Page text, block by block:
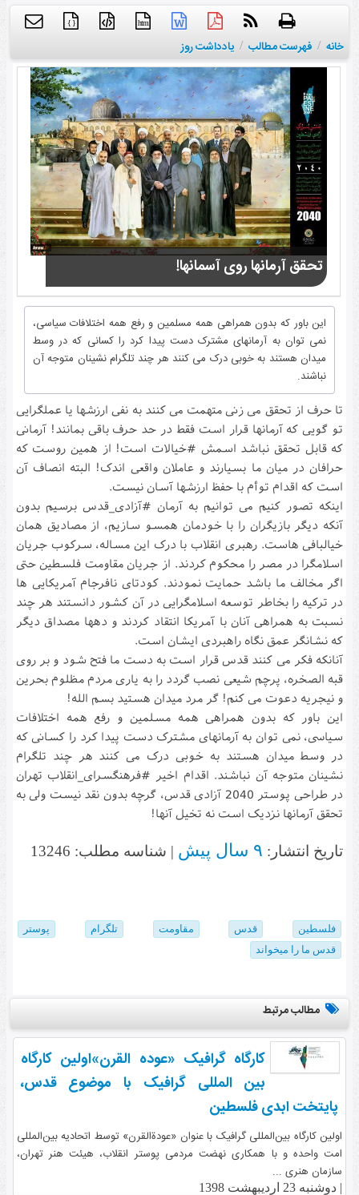
htm
{ }
خانه / فهرست مطالب / یادداشت روز
تحقق آرمانها روی آسمانها!
این باور که بدون همراهی همه مسلمین و رفع همه اختلافات سیاسی،
نمی توان به آرمانهای مشترک دست پیدا کرد را کسانی که در وسط
میدان هستند به خوبی درک می کنند هر چند تلگرام نشینان متوجه آن
نباشند.
تا حرف از تحقق می زنی متهمت می کنند به نفی ارزشها یا عملگرایی
تو گویی که آرمانها قرار است فقط در حد حرف باقی بمانند! آرمانی
که قابل تحقق نباشد اسمش #خیالات است! از همین روست که
حرافان در میان ما بسیارند و عاملان واقعی اندک! البته انصاف آن
است که اقدام توأم با حفظ ارزشها آسان نیست.
اینکه تصور کنیم می توانیم به آرمان #آزادی_قدس برسیم بدون
آنکه دیگر بازیگران را با خودمان همسو سازیم، از مصادیق همان
خیالبافی هاست. رهبری انقلاب با درک این مساله، سرکوب جریان
اسلامگرا در مصر را محکوم کردند. از جریان مقاومت فلسطین حتی
اگر مخالف ما باشد حمایت نمودند. کودتای نافرجام آمریکایی ها
در ترکیه را بخاطر توسعه اسلامگرایی در آن کشور دانستند هر چند
نسبت به همراهی آنان با آمریکا انتقاد کردند و دهها مصداق دیگر
که نشانگر عمق نگاه راهبردی ایشان است.
آنانکه فکر می کنند قدس قرار است به دست ما فتح شود و بر روی
قبه الصخره، پرچم شیعی نصب گردد را به یاری مردم مظلوم بحرین
و نیجریه دعوت می کنم! گر مرد میدان هستید بسم الله!
این باور که بدون همراهی همه مسلمین و رفع همه اختلافات
سیاسی، نمی توان به آرمانهای مشترک دست پیدا کرد را کسانی که
در وسط میدان هستند به خوبی درک می کنند هر چند تلگرام
نشینان متوجه آن نباشند. اقدام اخیر #فرهنگسرای_انقلاب تهران
در طراحی پوستر 2040 آزادی قدس، گرچه بدون نقد نیست ولی به
تحقق آرمانها نزدیک است نه تخیل آنها!
تاریخ انتشار: ۹ سال پیش | شناسه مطلب: 13246
فلسطین قدس مقاومت تلگرام
پوستر
قدس ما را میخواند
مطالب مرتبط
کارگاه گرافیک «عوده القرن»اولین کارگاه
بین المللی گرافیک با موضوع قدس،
پایتخت ابدی فلسطین
اولین کارگاه بین‌المللی گرافیک با عنوان «عودةالقرن» توسط اتحادیه بین‌المللی
امت واحده و با همکاری نهضت مردمی پوستر انقلاب، هیئت هنر تهران،
سازمان هنری ...
| دوشنبه 23 اردیبهشت 1398